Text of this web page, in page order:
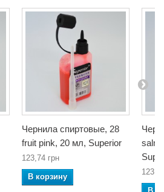
Чернила спиртовые, 28
fruit pink, 20 мл, Superior
123,74 грн
В корзину